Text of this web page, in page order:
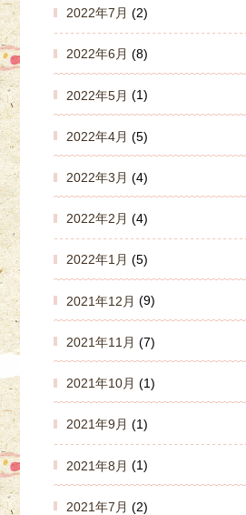
2022年7月 (2)
2022年6月 (8)
2022年5月 (1)
2022年4月 (5)
2022年3月 (4)
2022年2月 (4)
2022年1月 (5)
2021年12月 (9)
2021年11月 (7)
2021年10月 (1)
2021年9月 (1)
2021年8月 (1)
2021年7月 (2)